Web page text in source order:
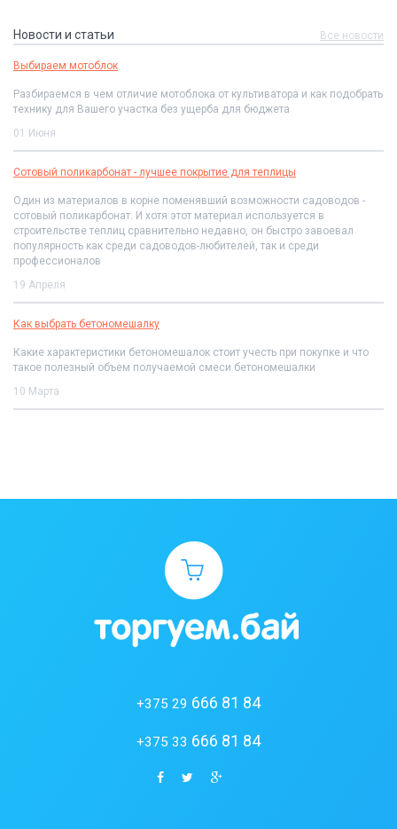
Новости и статьи Все новости
Выбираем мотоблок
Разбираемся в чем отличие мотоблока от культиватора и как подобрать
технику для Вашего участка без ущерба для бюджета
01 Июня
Сотовый поликарбонат - лучшее покрытие для теплицы
Один из материалов в корне поменявший возможности садоводов -
сотовый поликарбонат. И хотя этот материал используется в
строительстве теплиц сравнительно недавно, он быстро завоевал
популярность как среди садоводов-любителей, так и среди
профессионалов
19 Апреля
Как выбрать бетономешалку
Какие характеристики бетономешалок стоит учесть при покупке и что
такое полезный объем получаемой смеси бетономешалки
10 Марта
+375 29 666 81 84
+375 33 666 81 84